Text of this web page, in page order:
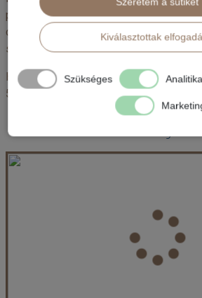
programban feltüntetett
óceánparton 5 vacsora) 255,00 (a
szolgáltatóknak)
Helyszíni borravaló a szafarik és
50,00
Kiválasztottak
Szükséges Analitika